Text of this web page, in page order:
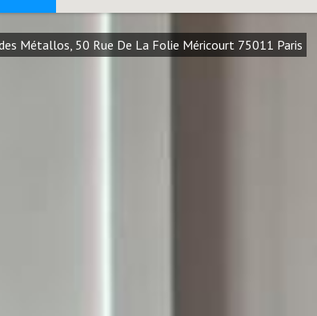
Métallos, 50 Rue De La Folie Méricourt 75011 Paris